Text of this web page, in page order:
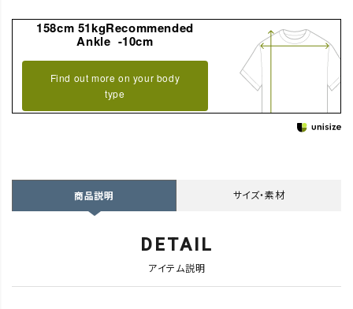
158cm 51kgRecommended
Ankle -10cm
Find out more on your body
type
商品説明 サイズ・素材
DETAIL
アイテム説明